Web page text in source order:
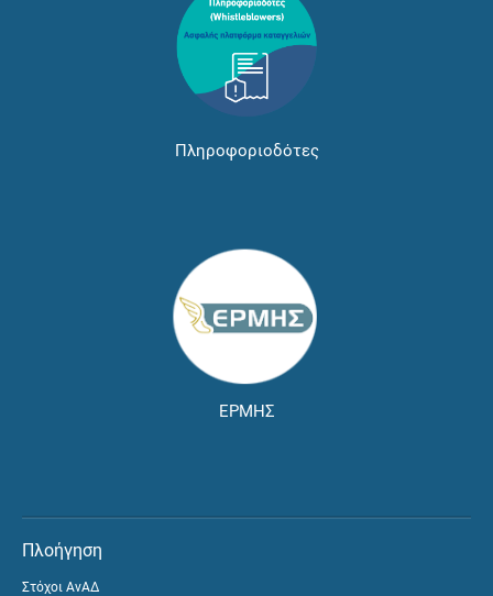
Πληροφοριοδότες
ΕΡΜΗΣ
Πλοήγηση
Στόχοι ΑνΑΔ